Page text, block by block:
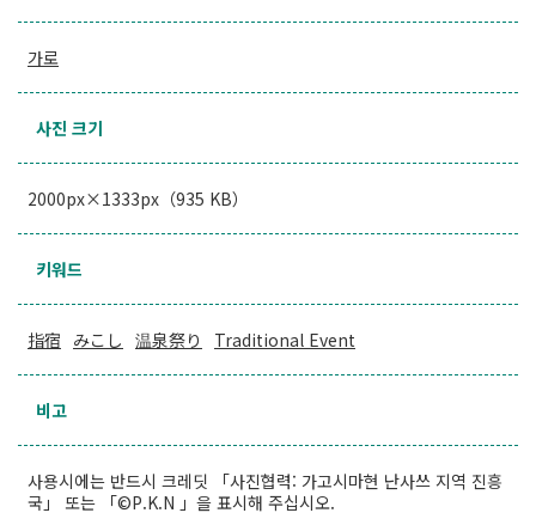
가로
사진 크기
2000px×1333px（935 KB）
키워드
指宿 みこし 温泉祭り Traditional Event
비고
사용시에는 반드시 크레딧 「사진협력: 가고시마현 난사쓰 지역 진흥
국」 또는 「©P.K.N 」을 표시해 주십시오.